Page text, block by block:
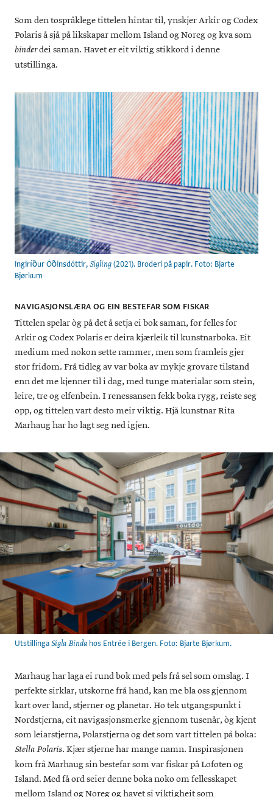
Som den tospråklege tittelen hintar til, ynskjer Arkir og Codex
Polaris å sjå på likskapar mellom Island og Noreg og kva som
binderdei saman. Havet er eit viktig stikkord i denne
utstillinga.
Ingiríður Óðinsdóttir, Sigling (2021). Broderi på papir. Foto: Bjarte
Bjørkum
NAVIGASJONSLÆRA OG EIN BESTEFAR SOM FISKAR
Tittelen spelar òg på det å setja ei bok saman, for felles for
Arkir og Codex Polaris er deira kjærleik til kunstnarboka. Eit
medium med nokon sette rammer, men som framleis gjer
stor fridom. Frå tidleg av var boka av mykje grovare tilstand
enn det me kjenner til i dag, med tunge materialar som stein,
leire, tre og elfenbein. I renessansen fekk boka rygg, reiste seg
opp, og tittelen vart desto meir viktig. Hjå kunstnar Rita
Marhaug har ho lagt seg ned igjen.
Utstillinga Sigla Binda hos Entrée i Bergen. Foto: Bjarte Bjørkum.
Marhaug har laga ei rund bok med pels frå sel som omslag. I
perfekte sirklar, utskorne frå hand, kan me bla oss gjennom
kart over land, stjerner og planetar. Ho tek utgangspunkt i
Nordstjerna, eit navigasjonsmerke gjennom tusenår, òg kjent
som leiarstjerna, Polarstjerna og det som vart tittelen på boka:
Stella Polaris. Kjær stjerne har mange namn. Inspirasjonen
kom frå Marhaug sin bestefar som var fiskar på Lofoten og
Island. Med få ord seier denne boka noko om fellesskapet
mellom Island og Noreg og havet si viktigheit som